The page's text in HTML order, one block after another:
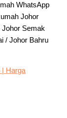
WhatsApp
Johor
Johor Semak
/ Johor Bahru
| Harga